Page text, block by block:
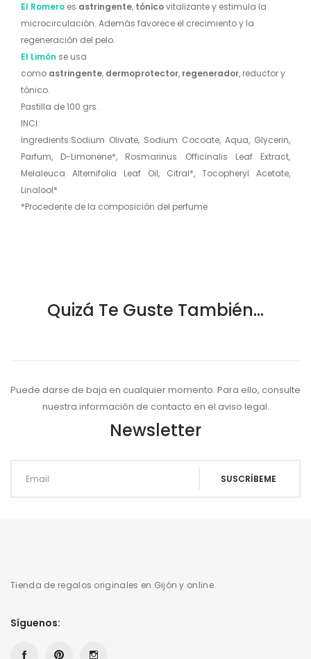
El Romero es astringente, tónicovitalizante y estimula la
microcirculación. Además favorece el crecimiento y la
regeneración del pelo.
El Limón se usa
como astringente, dermoprotector, regenerador, reductor y
tónico.
Pastilla de 100 grs.
INCI:
Ingredients:Sodium Olivate, Sodium Cocoate, Aqua, Glycerin,
Parfum, D-Limonene*, Rosmarinus Officinalis Leaf Extract,
Melaleuca Alternifolia Leaf Oil, Citral*, Tocopheryl Acetate,
Linalool*
*Procedente de la composición del perfume
Quizá Te Guste También...
Puede darse de baja en cualquier momento. Para ello, consulte
nuestra información de contacto en el aviso legal.
Newsletter
Tienda de regalos originales en Gijón y online.
Síguenos: